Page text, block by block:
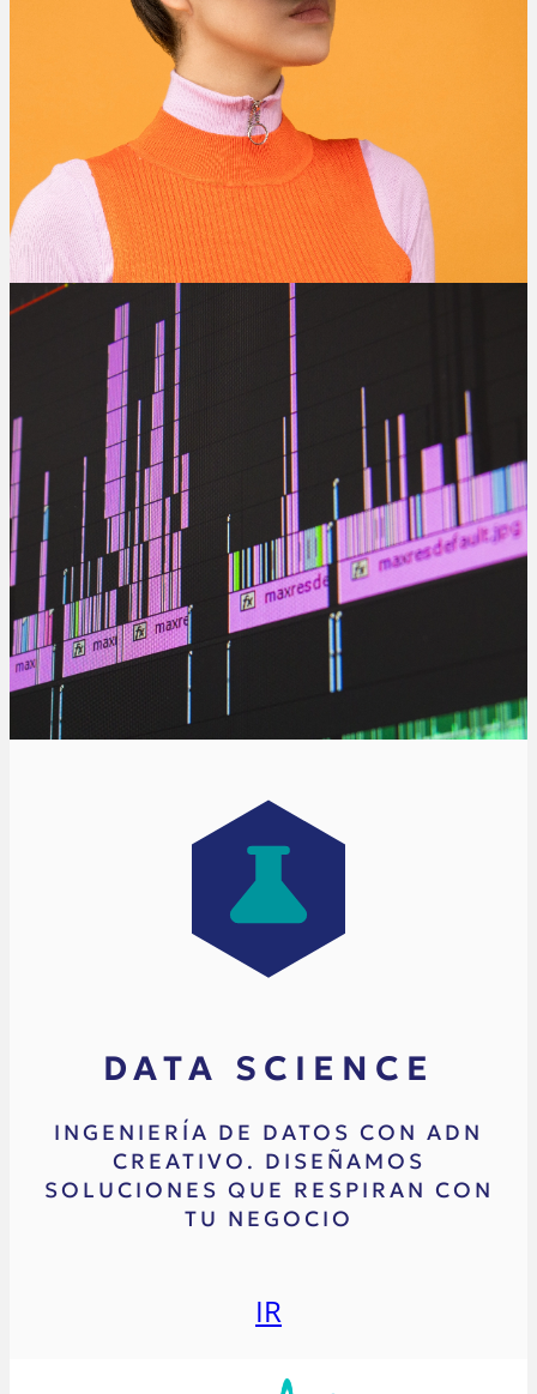
DATA SCIENCE
INGENIERÍA DE DATOS CON ADN
CREATIVO. DISEÑAMOS
SOLUCIONES QUE RESPIRAN CON
TU NEGOCIO
IR